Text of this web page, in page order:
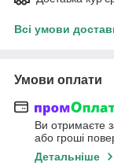
Всі умови
Умови оплати
Ви отримаєте
або гроші
Детальніше